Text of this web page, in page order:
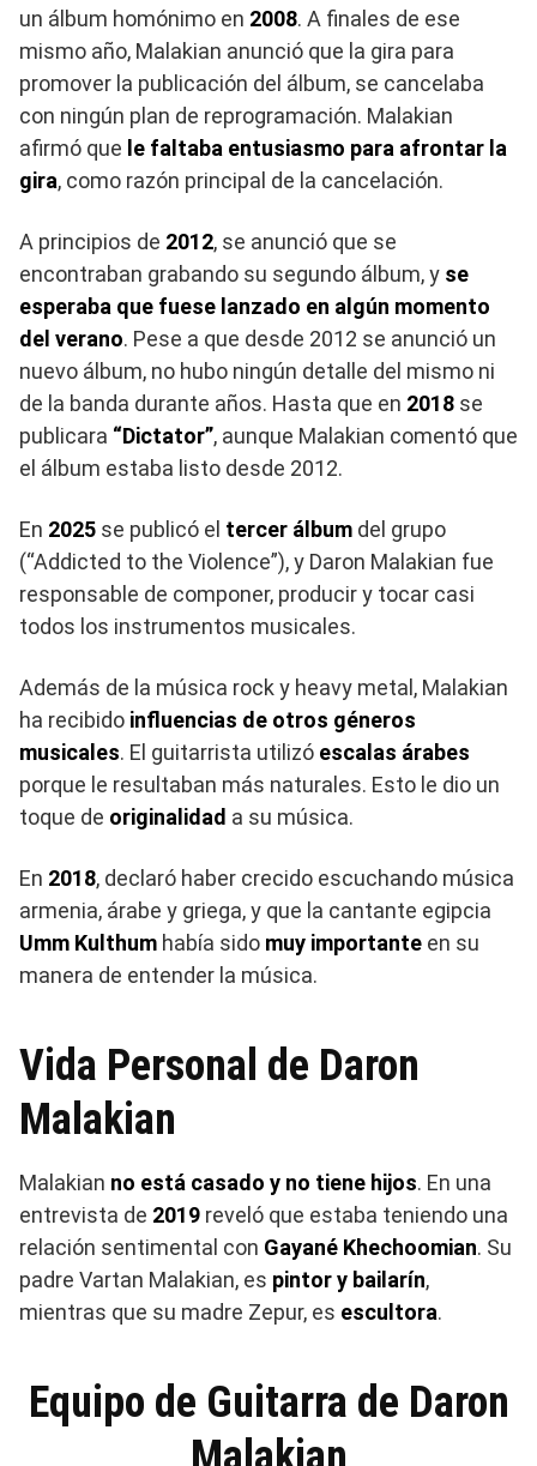
un álbum homónimo en 2008. A finales de ese
mismo año, Malakian anunció que la gira para
promover la publicación del álbum, se cancelaba
con ningún plan de reprogramación. Malakian
afirmó que le faltaba entusiasmo para afrontar la
gira, como razón principal de la cancelación.
A principios de 2012, se anunció que se
encontraban grabando su segundo álbum, y se
esperaba que fuese lanzado en algún momento
del verano. Pese a que desde 2012 se anunció un
nuevo álbum, no hubo ningún detalle del mismo ni
de la banda durante años. Hasta que en 2018 se
publicara “Dictator”, aunque Malakian comentó que
el álbum estaba listo desde 2012.
En 2025 se publicó el tercer álbum del grupo
(“Addicted to the Violence”), y Daron Malakian fue
responsable de componer, producir y tocar casi
todos los instrumentos musicales.
Además de la música rock y heavy metal, Malakian
ha recibido influencias de otros géneros
musicales. El guitarrista utilizó escalas árabes
porque le resultaban más naturales. Esto le dio un
toque de originalidad a su música.
En 2018, declaró haber crecido escuchando música
armenia, árabe y griega, y que la cantante egipcia
Umm Kulthum había sido muy importante en su
manera de entender la música.
Vida Personal de Daron
Malakian
Malakian no está casado y no tiene hijos. En una
entrevista de 2019 reveló que estaba teniendo una
relación sentimental con Gayané Khechoomian. Su
padre Vartan Malakian, es pintor y bailarín,
mientras que su madre Zepur, es escultora.
Equipo de Guitarra de Daron